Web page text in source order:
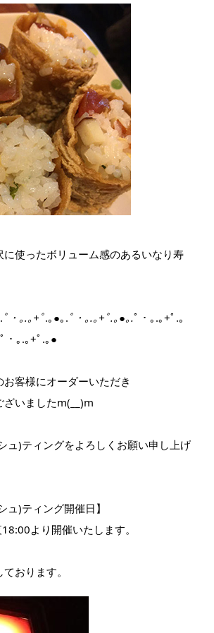
に使ったボリューム感のあるいなり寿
ﾟ・｡.｡+ﾟ.｡●｡. ﾟ・｡.｡+ﾟ.｡●｡.ﾟ・｡.｡+ﾟ.｡
ﾟ・｡.｡+ﾟ.｡●
客様にオーダーいただき
いましたm(__)m
ュ)ティングをよろしくお願い申し上げ
ュ)ティング開催日】
より開催いたします。
おります。